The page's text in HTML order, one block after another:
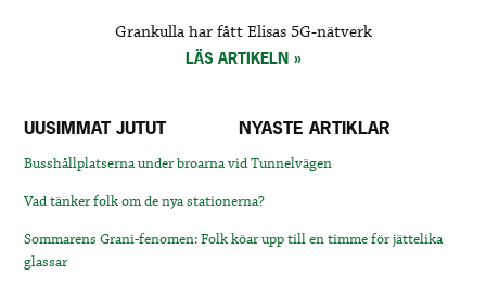
Grankulla har fått Elisas 5G-nätverk
LÄS ARTIKELN
UUSIMMAT JUTUT NYASTE ARTIKLAR
Busshållplatserna under broarna vid Tunnelvägen
Vad tänker folk om de nya stationerna?
Sommarens Grani-fenomen: Folk köar upp till en timme för jättelika
glassar